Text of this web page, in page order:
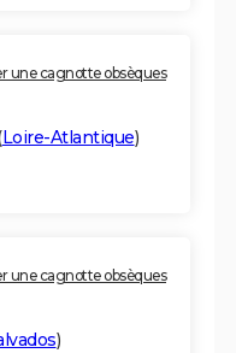
une cagnotte obsèques
Loire-Atlantique)
une cagnotte obsèques
)